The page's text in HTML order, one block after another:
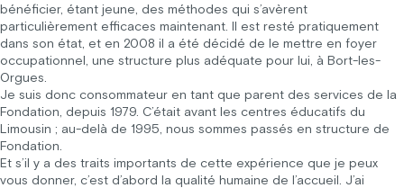
bénéficier, étant jeune, des méthodes qui s’avèrent
particulièrement efficaces maintenant. Il est resté pratiquement
dans son état, et en 2008 il a été décidé de le mettre en foyer
occupationnel, une structure plus adéquate pour lui, à Bort-les-
Orgues.
Je suis donc consommateur en tant que parent des services de la
Fondation, depuis 1979. C’était avant les centres éducatifs du
Limousin ; au-delà de 1995, nous sommes passés en structure de
Fondation.
Et s’il y a des traits importants de cette expérience que je peux
vous donner, c’est d’abord la qualité humaine de l’accueil. J’ai